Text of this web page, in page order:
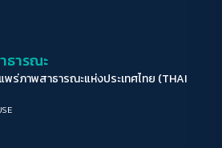
ธารณะ
พร่ภาพสาธารณะแห่งประเทศไทย (THAI
าย